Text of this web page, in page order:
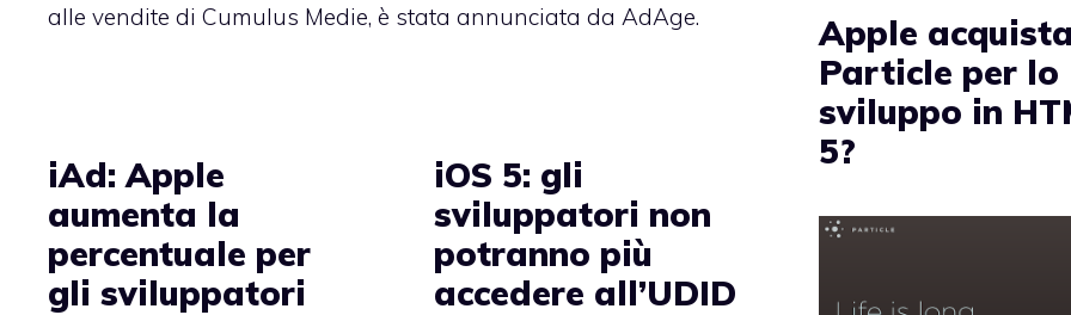
alle vendite di Cumulus Medie, è stata annunciata da AdAge.
Apple acquista
Particle per lo
sviluppo in
5?
iAd: Apple
aumenta la
percentuale per
gli sviluppatori
iOS 5: gli
sviluppatori non
potranno più
accedere all’UDID